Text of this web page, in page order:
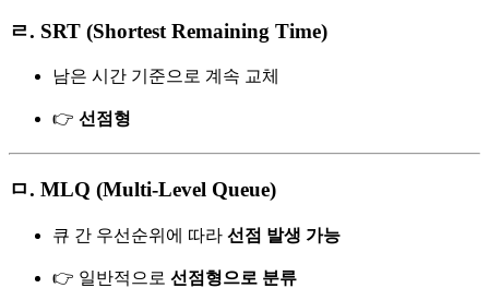
ㄹ. SRT (Shortest Remaining Time)
남은 시간 기준으로 계속 교체
👉 선점형
ㅁ. MLQ (Multi-Level Queue)
큐 간 우선순위에 따라 선점 발생 가능
👉 일반적으로 선점형으로 분류